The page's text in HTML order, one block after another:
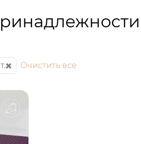
Очистить все